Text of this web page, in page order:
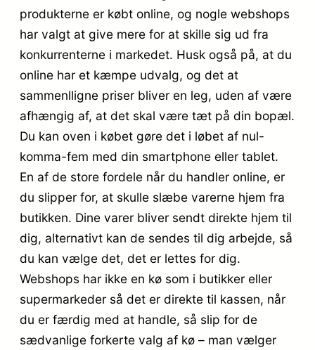
produkterne er købt online, og nogle webshops
har valgt at give mere for at skille sig ud fra
konkurrenterne i markedet. Husk også på, at du
online har et kæmpe udvalg, og det at
sammenlligne priser bliver en leg, uden af være
afhængig af, at det skal være tæt på din bopæl.
Du kan oven i købet gøre det i løbet af nul-
komma-fem med din smartphone eller tablet.
En af de store fordele når du handler online, er
du slipper for, at skulle slæbe varerne hjem fra
butikken. Dine varer bliver sendt direkte hjem til
dig, alternativt kan de sendes til dig arbejde, så
du kan vælge det, det er lettes for dig.
Webshops har ikke en kø som i butikker eller
supermarkeder så det er direkte til kassen, når
du er færdig med at handle, så slip for de
sædvanlige forkerte valg af kø – man vælger